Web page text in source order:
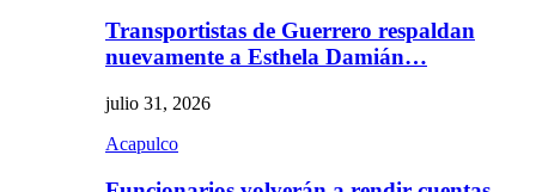
Transportistas de Guerrero respaldan
nuevamente a Esthela Damián…
julio 31, 2026
Acapulco